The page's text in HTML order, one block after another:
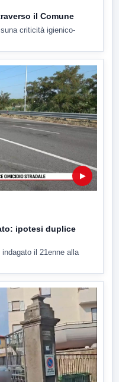
il Comune
criticità igienico-
▶
ipotesi duplice
il 21enne alla